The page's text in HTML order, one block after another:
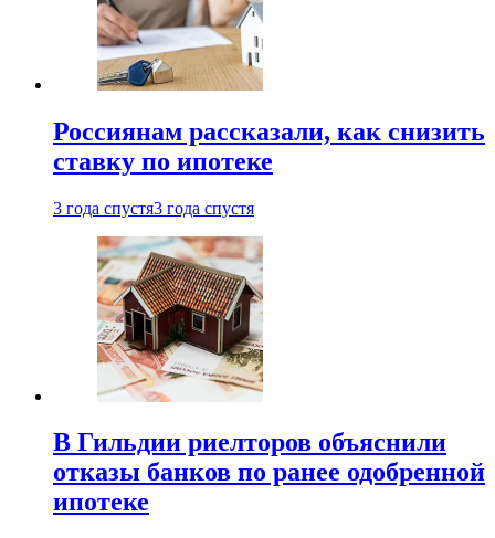
Россиянам рассказали, как снизить
ставку по ипотеке
3 года спустя3 года спустя
В Гильдии риелторов объяснили
отказы банков по ранее одобренной
ипотеке